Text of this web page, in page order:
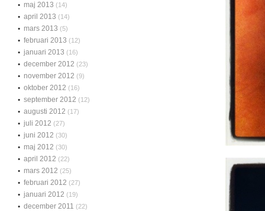
maj 2013 (14)
april 2013 (14)
mars 2013 (5)
februari 2013 (12)
januari 2013 (16)
december 2012 (23)
november 2012 (9)
oktober 2012 (16)
september 2012 (12)
augusti 2012 (17)
juli 2012 (27)
juni 2012 (30)
maj 2012 (30)
april 2012 (22)
mars 2012 (25)
februari 2012 (27)
januari 2012 (19)
december 2011 (22)